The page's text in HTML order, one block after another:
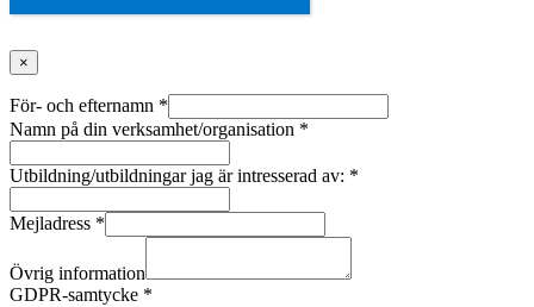
×
För- och efternamn *
Namn på din verksamhet/organisation *
Utbildning/utbildningar jag är intresserad av: *
Mejladress *
Övrig information
GDPR-samtycke *